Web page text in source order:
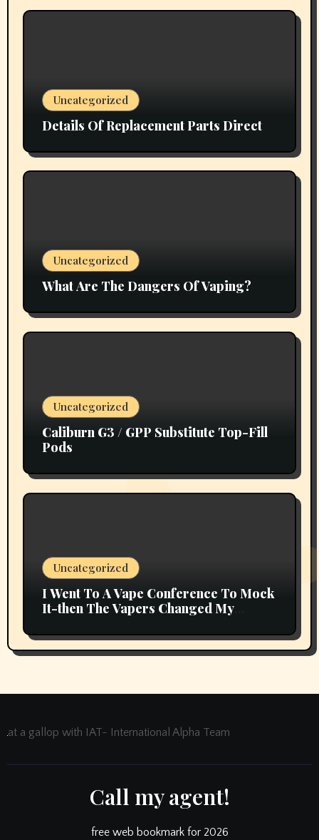
Uncategorized
Details Of Replacement Parts Direct
Uncategorized
What Are The Dangers Of Vaping?
Uncategorized
Caliburn G3 / GPP Substitute Top-Fill
Pods
Uncategorized
I Went To A Vape Conference To Mock
It-then The Vapers Changed My
at a gallop with IAT- International Alpha Team
Call my agent!
free web bookmark for 2026